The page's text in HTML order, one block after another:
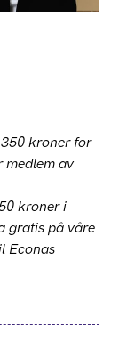
kroner for
medlem av
kroner i
gratis på våre
Econas